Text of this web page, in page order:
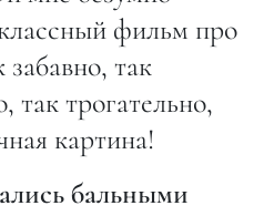
фильм про
забавно, так
так трогательно,
картина!
бальными